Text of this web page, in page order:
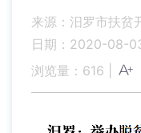
来源：汨罗市扶贫
日期：2020-08-
浏览量： 616